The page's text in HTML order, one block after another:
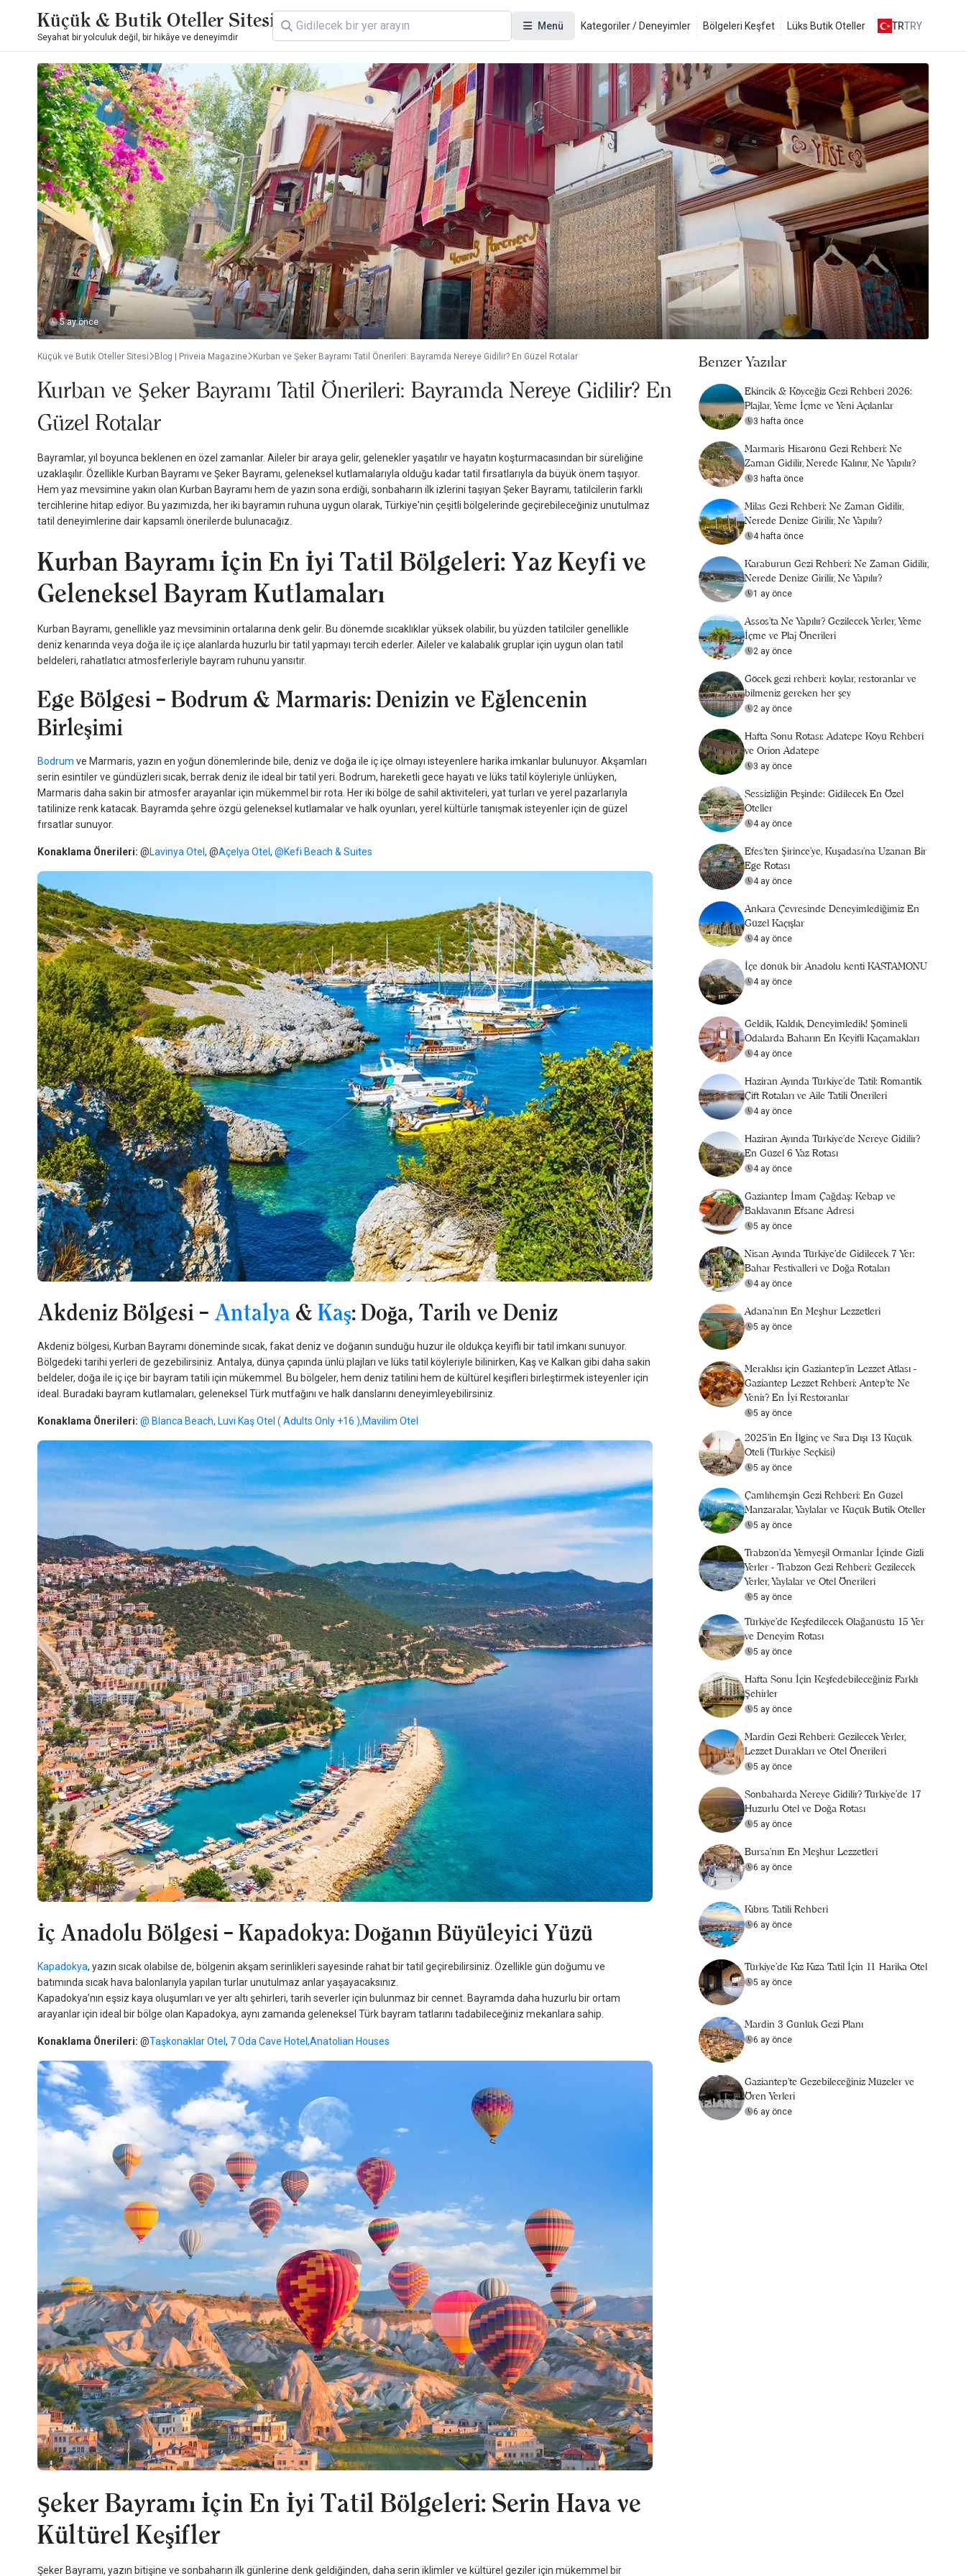
Küçük & Butik Oteller Sitesi
Seyahat bir yolculuk değil, bir hikâye ve deneyimdir
Menü Kategoriler / Deneyimler Bölgeleri Keşfet Lüks Butik Oteller TRTRY
5 ay önce
Küçük ve Butik Oteller Sitesi Blog | Priveia Magazine Kurban ve Şeker Bayramı Tatil Önerileri: Bayramda Nereye Gidilir? En Güzel Rotalar
Kurban ve Şeker Bayramı Tatil Önerileri: Bayramda Nereye Gidilir? En
Güzel Rotalar
Bayramlar, yıl boyunca beklenen en özel zamanlar. Aileler bir araya gelir, gelenekler yaşatılır ve hayatın koşturmacasından bir süreliğine
uzaklaşılır. Özellikle Kurban Bayramı ve Şeker Bayramı, geleneksel kutlamalarıyla olduğu kadar tatil fırsatlarıyla da büyük önem taşıyor.
Hem yaz mevsimine yakın olan Kurban Bayramı hem de yazın sona erdiği, sonbaharın ilk izlerini taşıyan Şeker Bayramı, tatilcilerin farklı
tercihlerine hitap ediyor. Bu yazımızda, her iki bayramın ruhuna uygun olarak, Türkiye'nin çeşitli bölgelerinde geçirebileceğiniz unutulmaz
tatil deneyimlerine dair kapsamlı önerilerde bulunacağız.
Kurban Bayramı İçin En İyi Tatil Bölgeleri: Yaz Keyfi ve
Geleneksel Bayram Kutlamaları
Kurban Bayramı, genellikle yaz mevsiminin ortalarına denk gelir. Bu dönemde sıcaklıklar yüksek olabilir, bu yüzden tatilciler genellikle
deniz kenarında veya doğa ile iç içe alanlarda huzurlu bir tatil yapmayı tercih ederler. Aileler ve kalabalık gruplar için uygun olan tatil
beldeleri, rahatlatıcı atmosferleriyle bayram ruhunu yansıtır.
Ege Bölgesi – Bodrum & Marmaris: Denizin ve Eğlencenin
Birleşimi
Bodrum ve Marmaris, yazın en yoğun dönemlerinde bile, deniz ve doğa ile iç içe olmayı isteyenlere harika imkanlar bulunuyor. Akşamları
serin esintiler ve gündüzleri sıcak, berrak deniz ile ideal bir tatil yeri. Bodrum, hareketli gece hayatı ve lüks tatil köyleriyle ünlüyken,
Marmaris daha sakin bir atmosfer arayanlar için mükemmel bir rota. Her iki bölge de sahil aktiviteleri, yat turları ve yerel pazarlarıyla
tatilinize renk katacak. Bayramda şehre özgü geleneksel kutlamalar ve halk oyunları, yerel kültürle tanışmak isteyenler için de güzel
fırsatlar sunuyor.
Konaklama Önerileri: @Lavinya Otel , @Açelya Otel , @Kefi Beach & Suites
Akdeniz Bölgesi – Antalya & Kaş: Doğa, Tarih ve Deniz
Akdeniz bölgesi, Kurban Bayramı döneminde sıcak, fakat deniz ve doğanın sunduğu huzur ile oldukça keyifli bir tatil imkanı sunuyor.
Bölgedeki tarihi yerleri de gezebilirsiniz. Antalya, dünya çapında ünlü plajları ve lüks tatil köyleriyle bilinirken, Kaş ve Kalkan gibi daha sakin
beldeler, doğa ile iç içe bir bayram tatili için mükemmel. Bu bölgeler, hem deniz tatilini hem de kültürel keşifleri birleştirmek isteyenler için
ideal. Buradaki bayram kutlamaları, geleneksel Türk mutfağını ve halk danslarını deneyimleyebilirsiniz.
Konaklama Önerileri: @ Blanca Beach, Luvi Kaş Otel ( Adults Only +16 ),Mavilim Otel
İç Anadolu Bölgesi – Kapadokya: Doğanın Büyüleyici Yüzü
Kapadokya, yazın sıcak olabilse de, bölgenin akşam serinlikleri sayesinde rahat bir tatil geçirebilirsiniz. Özellikle gün doğumu ve
batımında sıcak hava balonlarıyla yapılan turlar unutulmaz anlar yaşayacaksınız.
Kapadokya’nın eşsiz kaya oluşumları ve yer altı şehirleri, tarih severler için bulunmaz bir cennet. Bayramda daha huzurlu bir ortam
arayanlar için ideal bir bölge olan Kapadokya, aynı zamanda geleneksel Türk bayram tatlarını tadabileceğiniz mekanlara sahip.
Konaklama Önerileri: @Taşkonaklar Otel , 7 Oda Cave Hotel,Anatolian Houses
Şeker Bayramı İçin En İyi Tatil Bölgeleri: Serin Hava ve
Kültürel Keşifler
Şeker Bayramı, yazın bitişine ve sonbaharın ilk günlerine denk geldiğinden, daha serin iklimler ve kültürel geziler için mükemmel bir
Benzer Yazılar
Ekincik & Köyceğiz Gezi Rehberi 2026:
Plajlar, Yeme İçme ve Yeni Açılanlar
3 hafta önce
Marmaris Hisarönü Gezi Rehberi: Ne
Zaman Gidilir, Nerede Kalınır, Ne Yapılır?
3 hafta önce
Milas Gezi Rehberi: Ne Zaman Gidilir,
Nerede Denize Girilir, Ne Yapılır?
4 hafta önce
Karaburun Gezi Rehberi: Ne Zaman Gidilir,
Nerede Denize Girilir, Ne Yapılır?
1 ay önce
Assos’ta Ne Yapılır? Gezilecek Yerler, Yeme
İçme ve Plaj Önerileri
2 ay önce
Göcek gezi rehberi: koylar, restoranlar ve
bilmeniz gereken her şey
2 ay önce
Hafta Sonu Rotası: Adatepe Köyü Rehberi
ve Orion Adatepe
3 ay önce
Sessizliğin Peşinde: Gidilecek En Özel
Oteller
4 ay önce
Efes’ten Şirince’ye, Kuşadası’na Uzanan Bir
Ege Rotası
4 ay önce
Ankara Çevresinde Deneyimlediğimiz En
Güzel Kaçışlar
4 ay önce
İçe dönük bir Anadolu kenti KASTAMONU
4 ay önce
Geldik, Kaldık, Deneyimledik! Şömineli
Odalarda Baharın En Keyifli Kaçamakları
4 ay önce
Haziran Ayında Türkiye’de Tatil: Romantik
Çift Rotaları ve Aile Tatili Önerileri
4 ay önce
Haziran Ayında Türkiye’de Nereye Gidilir?
En Güzel 6 Yaz Rotası
4 ay önce
Gaziantep İmam Çağdaş: Kebap ve
Baklavanın Efsane Adresi
5 ay önce
Nisan Ayında Türkiye’de Gidilecek 7 Yer:
Bahar Festivalleri ve Doğa Rotaları
4 ay önce
Adana'nın En Meşhur Lezzetleri
5 ay önce
Meraklısı için Gaziantep'in Lezzet Atlası -
Gaziantep Lezzet Rehberi: Antep’te Ne
Yenir? En İyi Restoranlar
5 ay önce
2025’in En İlginç ve Sıra Dışı 13 Küçük
Oteli (Türkiye Seçkisi)
5 ay önce
Çamlıhemşin Gezi Rehberi: En Güzel
Manzaralar, Yaylalar ve Küçük Butik Oteller
5 ay önce
Trabzon'da Yemyeşil Ormanlar İçinde Gizli
Yerler - Trabzon Gezi Rehberi: Gezilecek
Yerler, Yaylalar ve Otel Önerileri
5 ay önce
Türkiye’de Keşfedilecek Olağanüstü 15 Yer
ve Deneyim Rotası
5 ay önce
Hafta Sonu İçin Keşfedebileceğiniz Farklı
Şehirler
5 ay önce
Mardin Gezi Rehberi: Gezilecek Yerler,
Lezzet Durakları ve Otel Önerileri
5 ay önce
Sonbaharda Nereye Gidilir? Türkiye’de 17
Huzurlu Otel ve Doğa Rotası
5 ay önce
Bursa’nın En Meşhur Lezzetleri
6 ay önce
Kıbrıs Tatili Rehberi
6 ay önce
Türkiye’de Kız Kıza Tatil İçin 11 Harika Otel
5 ay önce
Mardin 3 Günlük Gezi Planı
6 ay önce
Gaziantep'te Gezebileceğiniz Müzeler ve
Ören Yerleri
6 ay önce